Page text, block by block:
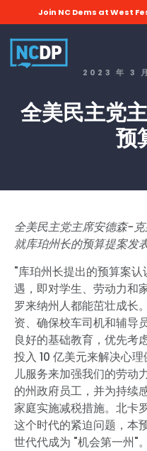
Join NC Dems at West
2023 年 3
全美民主党
预
全美民主党主席安德森-
就库珀州长的预算提案发
"库珀州长提出的预算案
遇，即对学生、劳动力和
罗来纳州人都能茁壮成长
资、确保校车司机和辅导
良好的基础教育，优先考
投入 10 亿美元来解决心
儿服务来加强我们的劳动
的州政府员工，并为持续
家庭实施减税措施。北卡
这个时代的紧迫问题，本
世代代成为 "机会第一州"。